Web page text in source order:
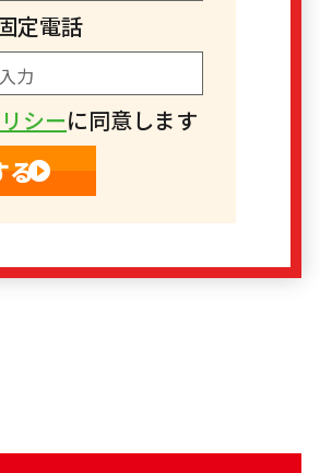
定電話
シーに同意します